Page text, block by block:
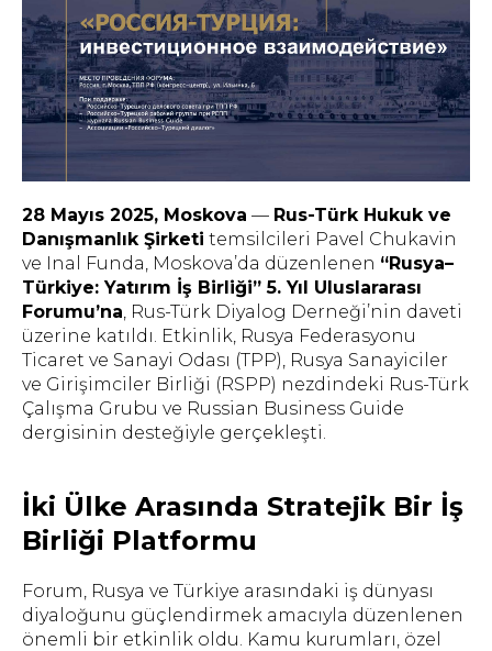
28 Mayıs 2025, Moskova — Rus-Türk Hukuk ve
Danışmanlık Şirketi temsilcileri Pavel Chukavin
ve Inal Funda, Moskova’da düzenlenen “Rusya–
Türkiye: Yatırım İş Birliği” 5. Yıl Uluslararası
Forumu’na Rus-Türk Diyalog Derneği’nin daveti
üzerine katıldı. Etkinlik, Rusya Federasyonu
Ticaret ve Sanayi Odası (TPP), Rusya Sanayiciler
ve Girişimciler Birliği (RSPP) nezdindeki Rus-Türk
Çalışma Grubu ve Russian Business Guide
dergisinin desteğiyle gerçekleşti.
İki Ülke Arasında Stratejik Bir İş
Birliği Platformu
Forum, Rusya ve Türkiye arasındaki iş dünyası
diyaloğunu güçlendirmek amacıyla düzenlenen
önemli bir etkinlik oldu. Kamu kurumları, özel